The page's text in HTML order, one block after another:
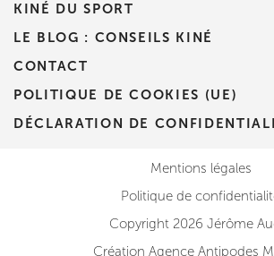
KINÉ DU SPORT
LE BLOG : CONSEILS KINÉ
CONTACT
POLITIQUE DE COOKIES (UE)
DÉCLARATION DE
Mentions légales
Politique de
Copyright 2026 Jérôme
Création Agence Antipodes